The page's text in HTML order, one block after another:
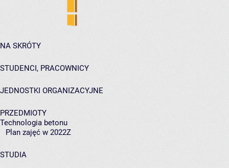
NA SKRÓTY
STUDENCI, PRACOWNICY
JEDNOSTKI ORGANIZACYJNE
PRZEDMIOTY
Technologia betonu
Plan zajęć w 2022Z
STUDIA